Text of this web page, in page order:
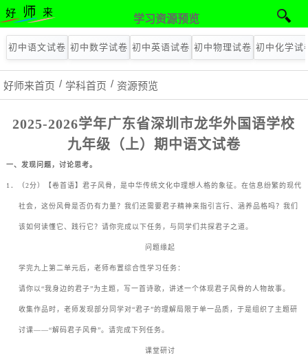
学习资源预览
初中语文试卷 初中数学试卷 初中英语试卷 初中物理试卷 初中化学试
好师来首页 学科首页 资源预览
2025-2026学年广东省深圳市龙华外国语学校
九年级（上）期中语文试卷
一、发现问题，讨论思考。
1 ．（2分）【卷首语】君子风骨，是中华传统文化中理想人格的象征。在信息纷繁的现代
社会，这份风骨是否仍有力量？我们还需要君子精神来指引言行、涵养品格吗？我们
该如何读懂它、践行它？请你完成以下任务，与同学们共探君子之道。
问题缘起
学完九上第二单元后，老师布置综合性学习任务：
请你以“我身边的君子”为主题，写一首诗歌，讲述一个体现君子风骨的人物故事。
收集作品时，老师发现部分同学对“君子”的理解局限于单一品质，于是组织了主题研
讨课——“解码君子风骨”。请完成下列任务。
课堂研讨